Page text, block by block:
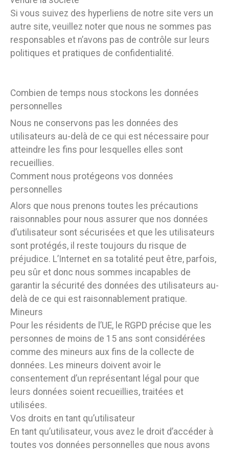
Si vous suivez des hyperliens de notre site vers un
autre site, veuillez noter que nous ne sommes pas
responsables et n’avons pas de contrôle sur leurs
politiques et pratiques de confidentialité.
Combien de temps nous stockons les données
personnelles
Nous ne conservons pas les données des
utilisateurs au-delà de ce qui est nécessaire pour
atteindre les fins pour lesquelles elles sont
recueillies.
Comment nous protégeons vos données
personnelles
Alors que nous prenons toutes les précautions
raisonnables pour nous assurer que nos données
d’utilisateur sont sécurisées et que les utilisateurs
sont protégés, il reste toujours du risque de
préjudice. L’Internet en sa totalité peut être, parfois,
peu sûr et donc nous sommes incapables de
garantir la sécurité des données des utilisateurs au-
delà de ce qui est raisonnablement pratique.
Mineurs
Pour les résidents de l’UE, le RGPD précise que les
personnes de moins de 15 ans sont considérées
comme des mineurs aux fins de la collecte de
données. Les mineurs doivent avoir le
consentement d’un représentant légal pour que
leurs données soient recueillies, traitées et
utilisées.
Vos droits en tant qu’utilisateur
En tant qu’utilisateur, vous avez le droit d’accéder à
toutes vos données personnelles que nous avons